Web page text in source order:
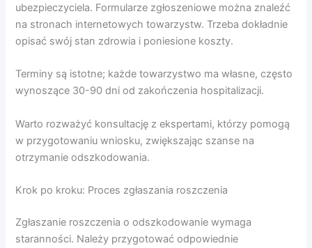
ubezpieczyciela. Formularze zgłoszeniowe można znaleźć
na stronach internetowych towarzystw. Trzeba dokładnie
opisać swój stan zdrowia i poniesione koszty.
Terminy są istotne; każde towarzystwo ma własne, często
wynoszące 30-90 dni od zakończenia hospitalizacji.
Warto rozważyć konsultację z ekspertami, którzy pomogą
w przygotowaniu wniosku, zwiększając szanse na
otrzymanie odszkodowania.
Krok po kroku: Proces zgłaszania roszczenia
Zgłaszanie roszczenia o odszkodowanie wymaga
staranności. Należy przygotować odpowiednie